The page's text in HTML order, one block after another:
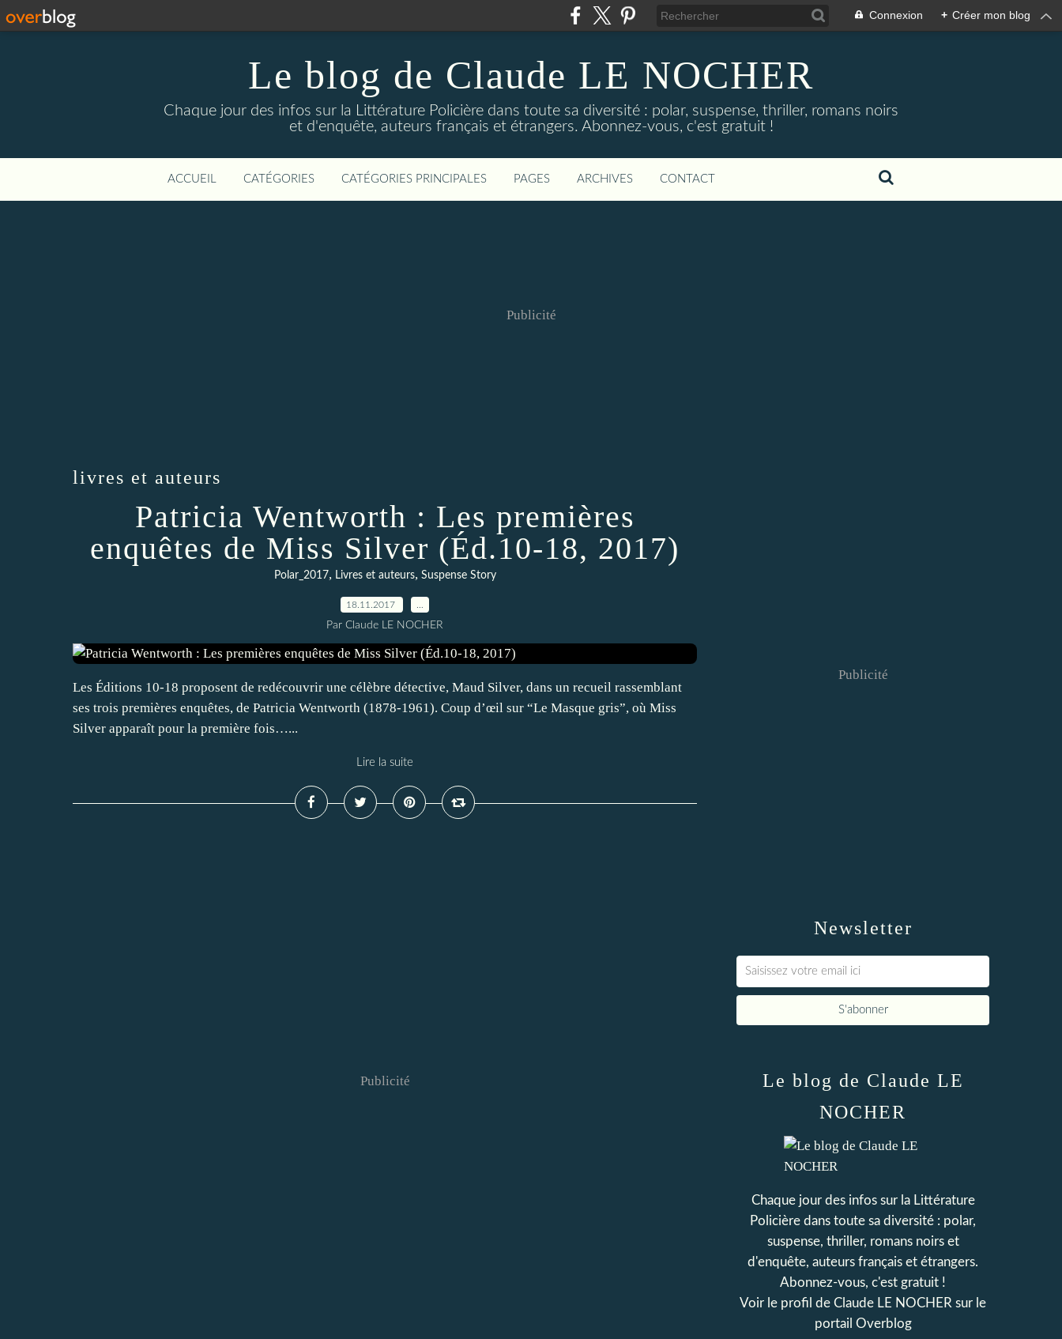
Connexion + Créer mon blog
Le blog de Claude LE NOCHER
Chaque jour des infos sur la Littérature Policière dans toute sa diversité : polar, suspense, thriller, romans noirs
et d'enquête, auteurs français et étrangers. Abonnez-vous, c'est gratuit !
ACCUEIL CATÉGORIES CATÉGORIES PRINCIPALES PAGES ARCHIVES CONTACT
Publicité
livres et auteurs
Patricia Wentworth : Les premières
enquêtes de Miss Silver (Éd.10-18, 2017)
Polar_2017, Livres et auteurs, Suspense Story
18.11.2017
Par Claude LE NOCHER
Les Éditions 10-18 proposent de redécouvrir une célèbre détective, Maud Silver, dans un recueil rassemblant
ses trois premières enquêtes, de Patricia Wentworth (1878-1961). Coup d’œil sur “Le Masque gris”, où Miss
Silver apparaît pour la première fois…...
Lire la suite
Publicité
Newsletter
Publicité
Le blog de Claude LE
NOCHER
Chaque jour des infos sur la Littérature
Policière dans toute sa diversité : polar,
suspense, thriller, romans noirs et
d'enquête, auteurs français et étrangers.
Abonnez-vous, c'est gratuit !
Voir le profil de Claude LE NOCHER sur le
portail Overblog